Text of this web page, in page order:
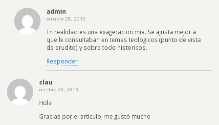
admin
octubre 28, 2013
En realidad es una exageracion mia. Se ajusta mejor a
que le consultaban en temas teologicos (punto de vista
de erudito) y sobre todo historicos.
Responder
clau
octubre 28, 2013
Hola
Gracias por el artículo, me gustó mucho